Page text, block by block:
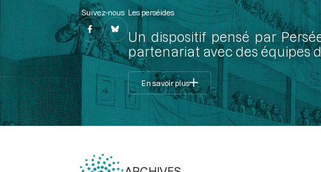
Suivez-nous Les perséides
Un dispositif pensé par
partenariat avec des équipes
En savoir plus